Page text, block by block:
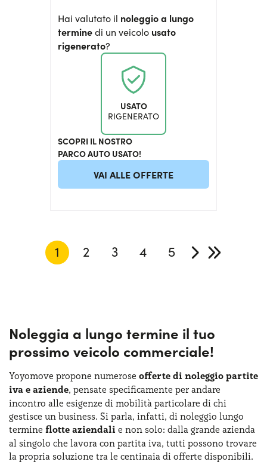
Hai valutato il noleggio a lungo
terminedi un veicolo usato
rigenerato?
USATO
RIGENERATO
SCOPRI IL NOSTRO
PARCO AUTO USATO!
VAI ALLE OFFERTE
1 2 3 4 5
Noleggia a lungo termine il tuo
prossimo veicolo commerciale!
Yoyomove propone numerose offerte di noleggio partite
iva e aziende, pensate specificamente per andare
incontro alle esigenze di mobilità particolare di chi
gestisce un business. Si parla, infatti, di noleggio lungo
termine flotte aziendali e non solo: dalla grande azienda
al singolo che lavora con partita iva, tutti possono trovare
la propria soluzione tra le centinaia di offerte disponibili.